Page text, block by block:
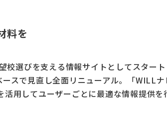
料を
選びを支える情報サイトとしてスター
スで見直し全面リニューアル。
「WILLナ
用してユーザーごとに最適な情報提供を